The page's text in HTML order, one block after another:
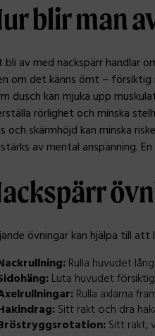
blir man
av med nackspärr handlar
om det känns ömt – försiktig
dusch kan mjuka upp
rörlighet och minska
och skärmhöjd kan minska
av mental anspänning.
övningar kan hjälpa till
Rulla huvudet
Luta huvudet
Rulla axlarna
Sitt rakt och dra
Sitt rakt,